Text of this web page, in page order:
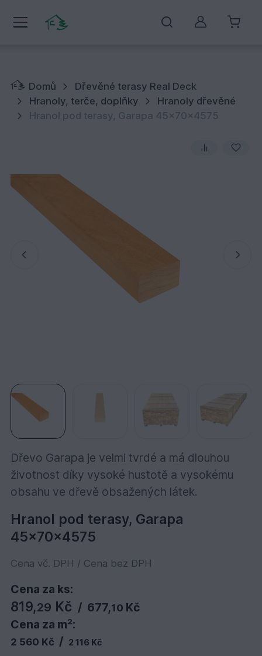
Můj účet
Domů
Dřevěné terasy Real Deck
Hranoly, terče, doplňky
Hranoly dřevěné
Hranol pod terasy, Garapa 45x70x4575
Dřevo Garapa je velmi tvrdé a má dlouhou
životnost díky vysoké hustotě a vysokému
obsahu ve dřevě obsažených látek.
Hranol pod terasy, Garapa
45x70x4575
Cena vč. DPH / Cena bez DPH
Cena za ks:
819,29 Kč / 677,10 Kč
Cena za m²:
2 560 Kč / 2 116 Kč